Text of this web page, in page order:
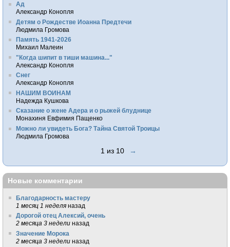
Ад
Александр Конопля
Детям о Рождестве Иоанна Предтечи
Людмила Громова
Память 1941-2026
Михаил Малеин
"Когда шипит в тиши машина..."
Александр Конопля
Снег
Александр Конопля
НАШИМ ВОИНАМ
Надежда Кушкова
Сказание о жене Адера и о рыжей блуднице
Монахиня Евфимия Пащенко
Можно ли увидеть Бога? Тайна Святой Троицы
Людмила Громова
1 из 10 →
Новые комментарии
Благодарность мастеру
1 месяц 1 неделя назад
Дорогой отец Алексий, очень
2 месяца 3 недели назад
Значение Морока
2 месяца 3 недели назад